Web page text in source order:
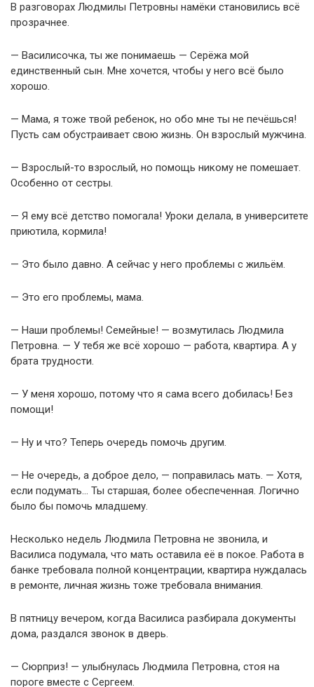
В разговорах Людмилы Петровны намёки становились всё
прозрачнее.
— Василисочка, ты же понимаешь — Серёжа мой
единственный сын. Мне хочется, чтобы у него всё было
хорошо.
— Мама, я тоже твой ребенок, но обо мне ты не печёшься!
Пусть сам обустраивает свою жизнь. Он взрослый мужчина.
— Взрослый-то взрослый, но помощь никому не помешает.
Особенно от сестры.
— Я ему всё детство помогала! Уроки делала, в университете
приютила, кормила!
— Это было давно. А сейчас у него проблемы с жильём.
— Это его проблемы, мама.
— Наши проблемы! Семейные! — возмутилась Людмила
Петровна. — У тебя же всё хорошо — работа, квартира. А у
брата трудности.
— У меня хорошо, потому что я сама всего добилась! Без
помощи!
— Ну и что? Теперь очередь помочь другим.
— Не очередь, а доброе дело, — поправилась мать. — Хотя,
если подумать… Ты старшая, более обеспеченная. Логично
было бы помочь младшему.
Несколько недель Людмила Петровна не звонила, и
Василиса подумала, что мать оставила её в покое. Работа в
банке требовала полной концентрации, квартира нуждалась
в ремонте, личная жизнь тоже требовала внимания.
В пятницу вечером, когда Василиса разбирала документы
дома, раздался звонок в дверь.
— Сюрприз! — улыбнулась Людмила Петровна, стоя на
пороге вместе с Сергеем.